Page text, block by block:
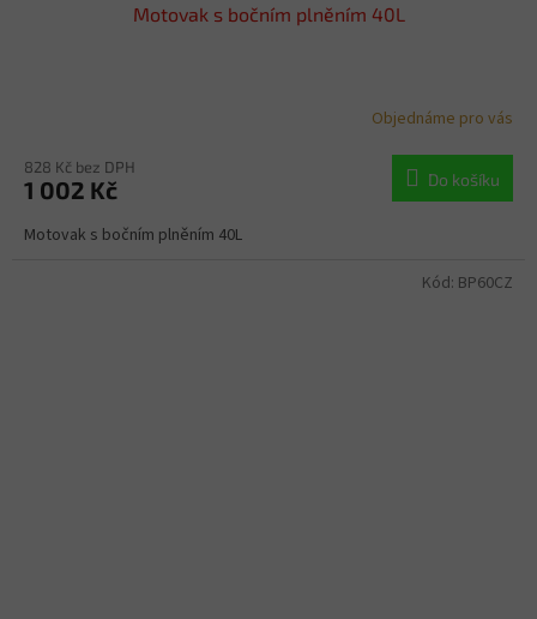
Motovak s bočním plněním 40L
Objednáme pro vás
828 Kč bez DPH
1 002 Kč Do košíku
Motovak s bočním plněním 40L
Kód: BP60CZ